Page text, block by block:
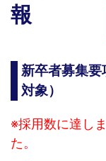
報
新卒者募集要
対象）
※採用数に達し
た。